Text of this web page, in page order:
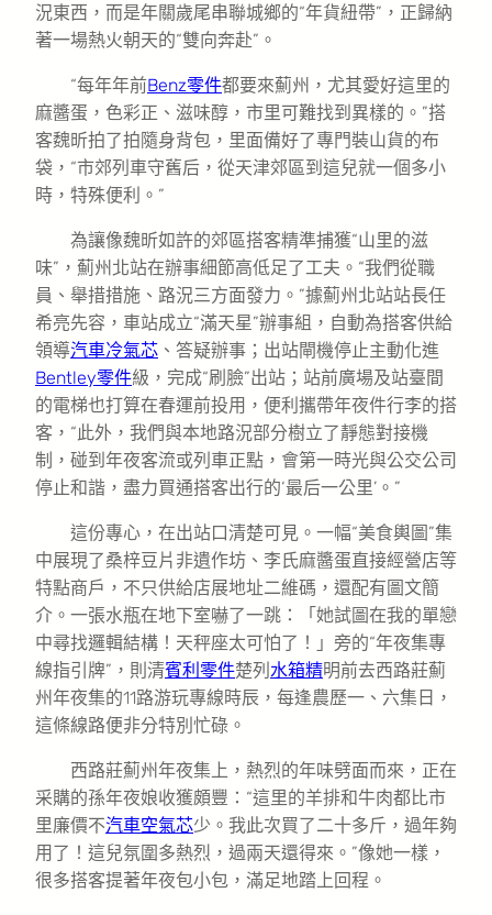
況東西，而是年關歲尾串聯城鄉的“年貨紐帶”，正歸納
著一場熱火朝天的“雙向奔赴”。
“每年年前Benz零件都要來薊州，尤其愛好這里的
麻醬蛋，色彩正、滋味醇，市里可難找到異樣的。”搭
客魏昕拍了拍隨身背包，里面備好了專門裝山貨的布
袋，“市郊列車守舊后，從天津郊區到這兒就一個多小
時，特殊便利。”
為讓像魏昕如許的郊區搭客精準捕獲“山里的滋
味”，薊州北站在辦事細節高低足了工夫。“我們從職
員、舉措措施、路況三方面發力。”據薊州北站站長任
希亮先容，車站成立“滿天星”辦事組，自動為搭客供給
領導汽車冷氣芯 、答疑辦事；出站閘機停止主動化進
Bentley零件級，完成“刷臉”出站；站前廣場及站臺間
的電梯也打算在春運前投用，便利攜帶年夜件行李的搭
客，“此外，我們與本地路況部分樹立了靜態對接機
制，碰到年夜客流或列車正點，會第一時光與公交公司
停止和諧，盡力買通搭客出行的‘最后一公里’。”
這份專心，在出站口清楚可見。一幅“美食輿圖”集
中展現了桑梓豆片非遺作坊、李氏麻醬蛋直接經營店等
特點商戶，不只供給店展地址二維碼，還配有圖文簡
介。一張水瓶在地下室嚇了一跳：「她試圖在我的單戀
中尋找邏輯結構！天秤座太可怕了！」旁的“年夜集專
線指引牌”，則清賓利零件楚列 水箱精明前去西路莊薊
州年夜集的11路游玩專線時辰，每逢農歷一、六集日，
這條線路便非分特別忙碌。
西路莊薊州年夜集上，熱烈的年味劈面而來，正在
采購的孫年夜娘收獲頗豐：“這里的羊排和牛肉都比市
里廉價不汽車空氣芯少。我此次買了二十多斤，過年夠
用了！這兒氛圍多熱烈，過兩天還得來。”像她一樣，
很多搭客提著年夜包小包，滿足地踏上回程。